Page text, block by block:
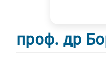
проф. др